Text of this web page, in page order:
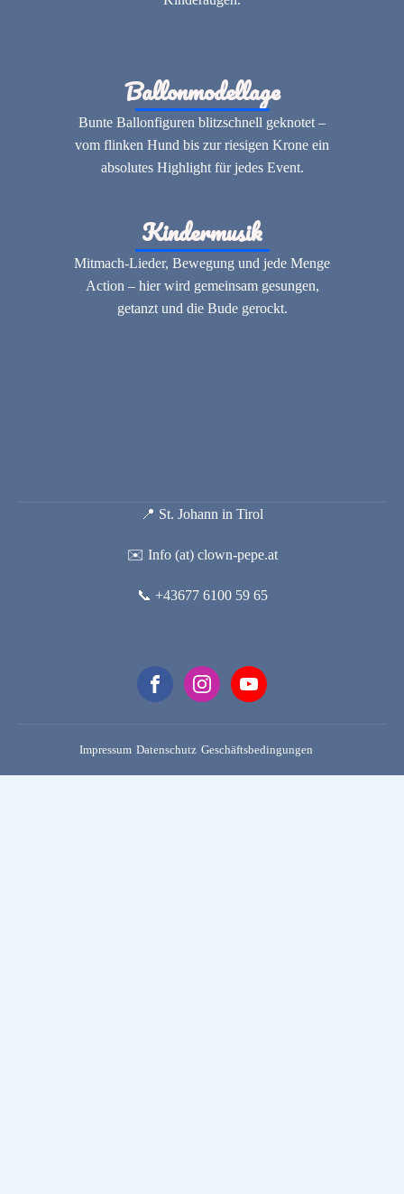
Ballonmodellage
Bunte Ballonfiguren blitzschnell geknotet –
vom flinken Hund bis zur riesigen Krone ein
absolutes Highlight für jedes Event.
Kindermusik
Mitmach-Lieder, Bewegung und jede Menge
Action – hier wird gemeinsam gesungen,
getanzt und die Bude gerockt.
📍 St. Johann in Tirol
✉️ Info (at) clown-pepe.at
📞 +43677 6100 59 65
Impressum Datenschutz Geschäftsbedingungen